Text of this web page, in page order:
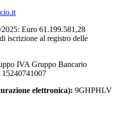
Euro 61.199.581,28
iscrizione al registro delle
IVA Gruppo Bancario
elettronica): 9GHPHLV